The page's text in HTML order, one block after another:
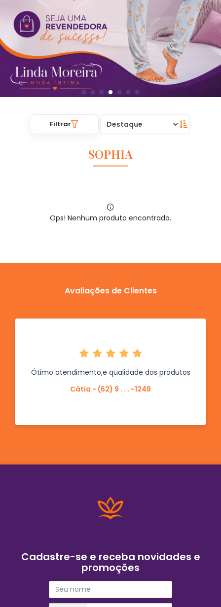
Filtrar
SOPHIA
Ops! Nenhum produto encontrado.
Avaliações de Clientes
Ótimo atendimento,e qualidade dos produtos
Cátia - (62) 9 . . . -1249
Cadastre-se e receba novidades e
promoções